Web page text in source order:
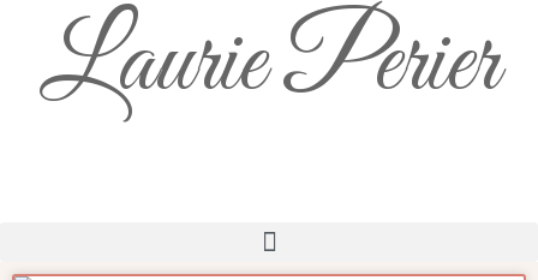
Laurie Perier